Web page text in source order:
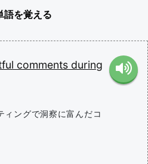
語を覚える
comments during
ィングで洞察に富んだコ